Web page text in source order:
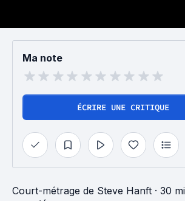
Ma note
ÉCRIRE UNE CRITIQUE
Court-métrage de Steve Hanft · 30